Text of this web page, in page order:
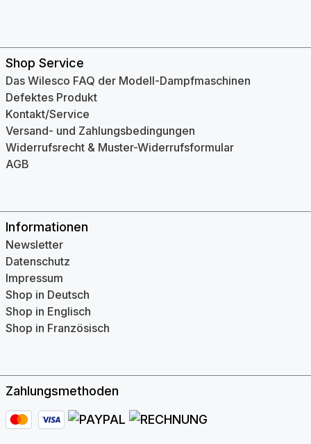
Shop Service
Das Wilesco FAQ der Modell-Dampfmaschinen
Defektes Produkt
Kontakt/Service
Versand- und Zahlungsbedingungen
Widerrufsrecht & Muster-Widerrufsformular
AGB
Informationen
Newsletter
Datenschutz
Impressum
Shop in Deutsch
Shop in Englisch
Shop in Französisch
Zahlungsmethoden